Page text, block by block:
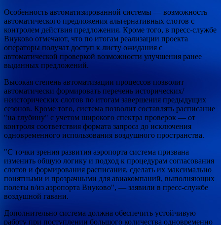
Особенность автоматизированной системы — возможность
автоматического предложения альтернативных слотов с
контролем действия предложения. Кроме того, в пресс-службе
Внуково отмечают, что по итогам реализации проекта
операторы получат доступ к листу ожидания с
автоматической проверкой возможности улучшения ранее
выданных предложений.
Высокая степень автоматизации процессов позволит
автоматически формировать перечень исторических/
неисторических слотов по итогам завершения предыдущих
сезонов. Кроме того, система позволит составлять расписание
"на глубину" с учетом широкого спектра проверок — от
контроля соответствия формата запроса до исключения
одновременного использования воздушного пространства.
"С точки зрения развития аэропорта система призвана
изменить общую логику и подход к процедурам согласования
слотов и формирования расписания, сделать их максимально
понятными и прозрачными для авиакомпаний, выполняющих
полеты в/из аэропорта Внуково", — заявили в пресс-службе
воздушной гавани.
Дополнительно система должна обеспечить устойчивую
работу при поступлении большого количества одновременно